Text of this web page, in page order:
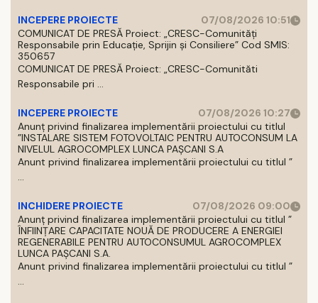
INCEPERE PROIECTE
07/08/2026 10:51
COMUNICAT DE PRESĂ Proiect: „CRESC-Comunități
Responsabile prin Educație, Sprijin și Consiliere” Cod SMIS:
350657
COMUNICAT DE PRESĂ Proiect: „CRESC-Comunităti
Responsabile pri ...
INCEPERE PROIECTE
07/08/2026 10:27
Anunț privind finalizarea implementării proiectului cu titlul
”INSTALARE SISTEM FOTOVOLTAIC PENTRU AUTOCONSUM LA
NIVELUL AGROCOMPLEX LUNCA PAȘCANI S.A
Anunt privind finalizarea implementării proiectului cu titlul ”
...
INCHIDERE PROIECTE
07/08/2026 09:00
Anunț privind finalizarea implementării proiectului cu titlul ”
ÎNFIINȚARE CAPACITATE NOUĂ DE PRODUCERE A ENERGIEI
REGENERABILE PENTRU AUTOCONSUMUL AGROCOMPLEX
LUNCA PAȘCANI S.A.
Anunt privind finalizarea implementării proiectului cu titlul ”
...